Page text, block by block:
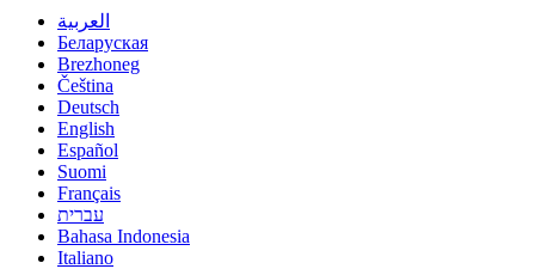
العربية
Беларуская
Brezhoneg
Čeština
Deutsch
English
Español
Suomi
Français
עברית
Bahasa Indonesia
Italiano